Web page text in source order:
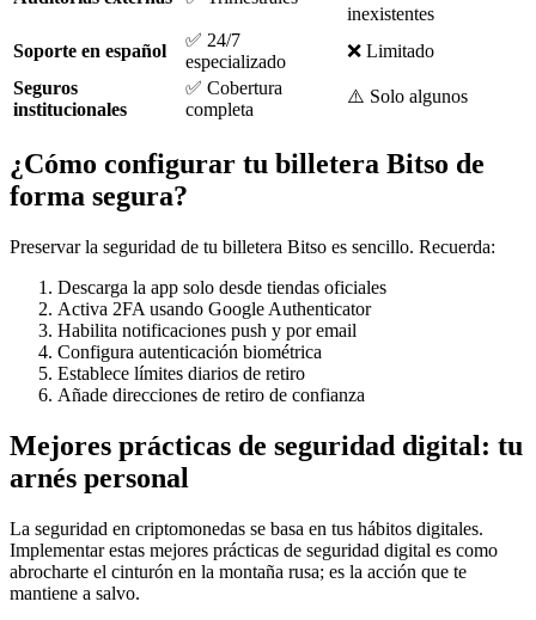
inexistentes
Soporte en español
✅ 24/7
especializado
❌ Limitado
Seguros
institucionales
✅ Cobertura
completa
⚠️ Solo algunos
¿Cómo configurar tu billetera Bitso de
forma segura?
Preservar la seguridad de tu billetera Bitso es sencillo. Recuerda:
Descarga la app solo desde tiendas oficiales
Activa 2FA usando Google Authenticator
Habilita notificaciones push y por email
Configura autenticación biométrica
Establece límites diarios de retiro
Añade direcciones de retiro de confianza
Mejores prácticas de seguridad digital: tu
arnés personal
La seguridad en criptomonedas se basa en tus hábitos digitales.
Implementar estas mejores prácticas de seguridad digital es como
abrocharte el cinturón en la montaña rusa; es la acción que te
mantiene a salvo.